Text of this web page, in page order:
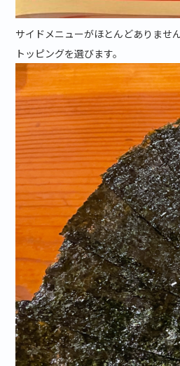
サイドメニューがほとんどありませ
トッピングを選びます。